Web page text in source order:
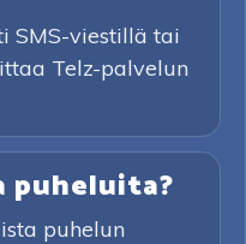
SMS-viestillä tai
Telz-palvelun
puheluita?
puhelun